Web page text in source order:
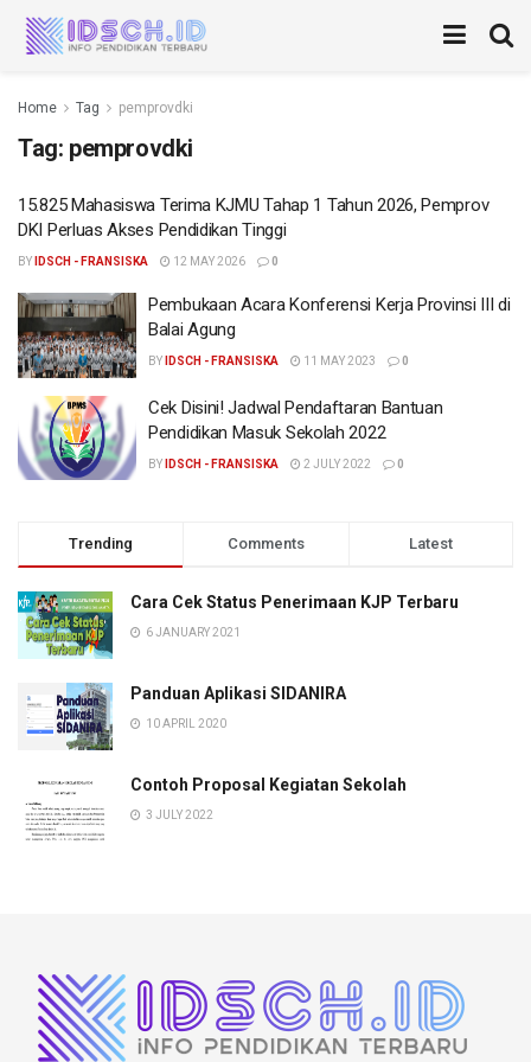
Home Tag pemprovdki
Tag: pemprovdki
15.825 Mahasiswa Terima KJMU Tahap 1 Tahun 2026, Pemprov
DKI Perluas Akses Pendidikan Tinggi
BY IDSCH - FRANSISKA 12 MAY 2026 0
Pembukaan Acara Konferensi Kerja Provinsi III di
Balai Agung
BY IDSCH - FRANSISKA 11 MAY 2023 0
Cek Disini! Jadwal Pendaftaran Bantuan
Pendidikan Masuk Sekolah 2022
BY IDSCH - FRANSISKA 2 JULY 2022 0
Trending Comments Latest
Cara Cek Status Penerimaan KJP Terbaru
6 JANUARY 2021
Panduan Aplikasi SIDANIRA
10 APRIL 2020
Contoh Proposal Kegiatan Sekolah
3 JULY 2022